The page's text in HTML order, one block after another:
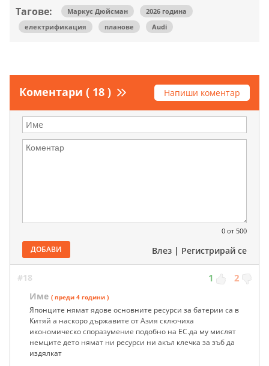
Тагове: Маркус Дюйсман
2026 година
електрификация
планове Audi
Коментари ( 18 ) Напиши коментар
0 от 500
ДОБАВИ Влез | Регистрирай се
#18 1 2
Име ( преди 4 години )
Японците нямат ядове основните ресурси за батерии са в
Китяй а наскоро държавите от Азия сключиха
икономическо споразумение подобно на ЕС.да му мислят
немците дето нямат ни ресурси ни акъл клечка за зъб да
издялкат